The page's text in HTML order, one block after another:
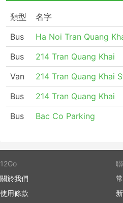
類型 名字
Bus
Ha Noi Tran Quang
Bus
214 Tran Quang Khai
Van
214 Tran Quang Khai
Bus
214 Tran Quang Khai
Bus
Bac Co Parking
12Go
關於我們
使用條款